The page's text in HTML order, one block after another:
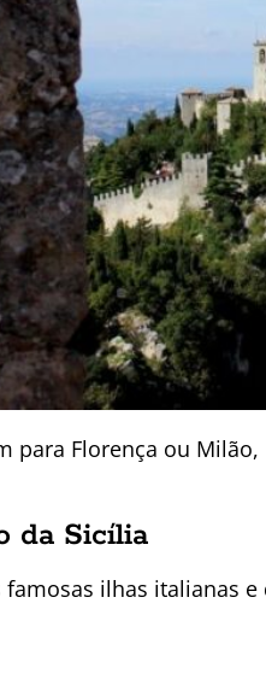
para Florença ou
da Sicília
famosas ilhas italianas